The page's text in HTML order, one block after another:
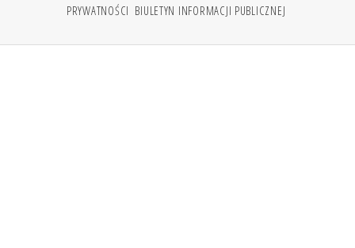
PRYWATNOŚCI BIULETYN INFORMACJI PUBLICZNEJ